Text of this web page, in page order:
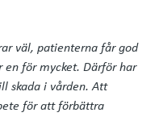
väl, patienterna får god
en för mycket. Därför har
skada i vården. Att
för att förbättra